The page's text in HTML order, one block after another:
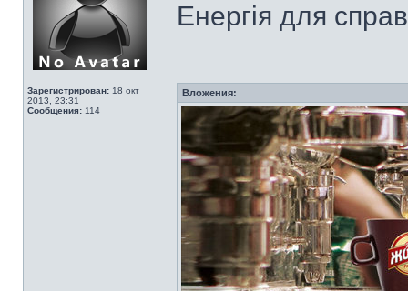
Зарегистрирован: 18 окт
2013, 23:31
Сообщения: 114
Енергія для
Вложения: